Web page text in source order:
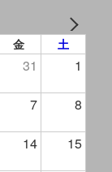
金 土
31 1
7 8
14 15